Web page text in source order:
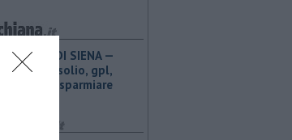
PROVINCIA DI SIENA — ​
Benzina, gasolio, gpl,
ecco dove risparmiare